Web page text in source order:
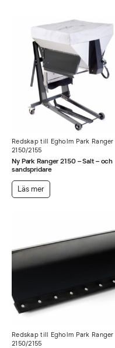
Redskap till Egholm Park Ranger
2150/2155
Ny Park Ranger 2150 – Salt – och
sandspridare
Läs mer
Redskap till Egholm Park Ranger
2150/2155